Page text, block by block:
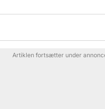
Artiklen fortsætter under